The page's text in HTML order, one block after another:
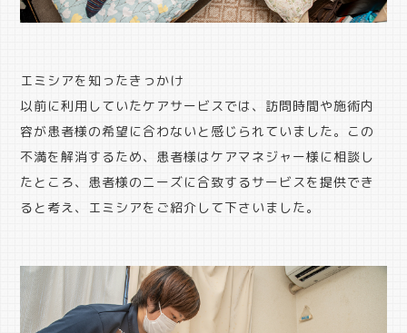
エミシアを知ったきっかけ
以前に利用していたケアサービスでは、訪問時間や施術内
容が患者様の希望に合わないと感じられていました。この
不満を解消するため、患者様はケアマネジャー様に相談し
たところ、患者様のニーズに合致するサービスを提供でき
ると考え、エミシアをご紹介して下さいました。